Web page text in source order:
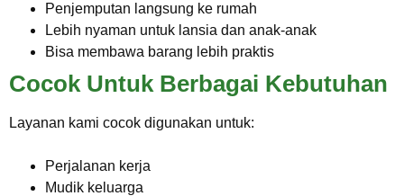
Penjemputan langsung ke rumah
Lebih nyaman untuk lansia dan anak-anak
Bisa membawa barang lebih praktis
Cocok Untuk Berbagai Kebutuhan
Layanan kami cocok digunakan untuk:
Perjalanan kerja
Mudik keluarga